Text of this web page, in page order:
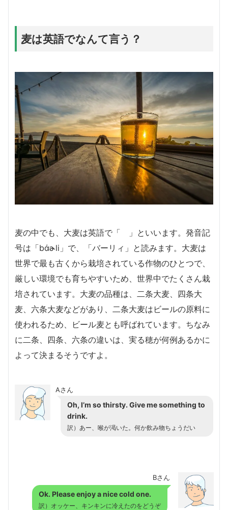
麦は英語でなんて言う？
麦の中でも、大麦は英語で「 」といいます。発音記
号は「bάɚli」で、「バーリィ」と読みます。大麦は
世界で最も古くから栽培されている作物のひとつで、
厳しい環境でも育ちやすいため、世界中でたくさん栽
培されています。大麦の品種は、二条大麦、四条大
麦、六条大麦などがあり、二条大麦はビールの原料に
使われるため、ビール麦とも呼ばれています。ちなみ
に二条、四条、六条の違いは、実る穂が何例あるかに
よって決まるそうですよ。
Aさん
Oh, I’m so thirsty. Give me something to
drink.
訳）あー、喉が渇いた。何か飲み物ちょうだい
Bさん
Ok. Please enjoy a nice cold one.
訳）オッケー、キンキンに冷えたのをどうぞ